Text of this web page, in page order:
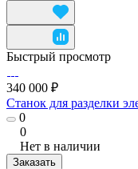
Быстрый просмотр
340 000 ₽
Станок для разделки
0
0
Нет в наличии
Заказать